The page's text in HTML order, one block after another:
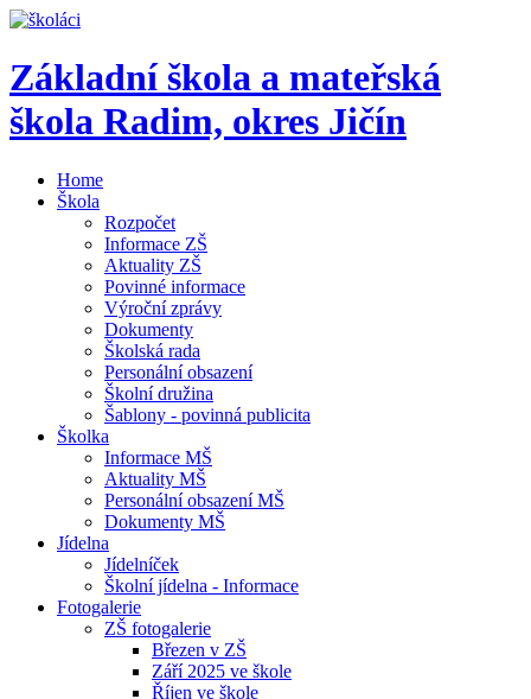
Základní škola a mateřská
škola Radim, okres Jičín
Home
Škola
Rozpočet
Informace ZŠ
Aktuality ZŠ
Povinné informace
Výroční zprávy
Dokumenty
Školská rada
Personální obsazení
Školní družina
Šablony - povinná publicita
Školka
Informace MŠ
Aktuality MŠ
Personální obsazení MŠ
Dokumenty MŠ
Jídelna
Jídelníček
Školní jídelna - Informace
Fotogalerie
ZŠ fotogalerie
Březen v ZŠ
Září 2025 ve škole
Říjen ve škole